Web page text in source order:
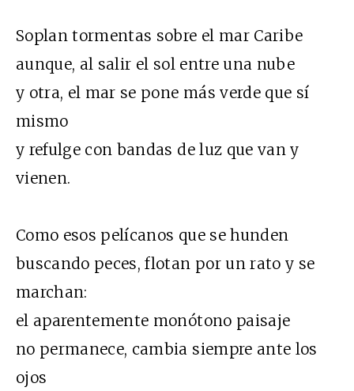
Soplan tormentas sobre el mar Caribe
aunque, al salir el sol entre una nube
y otra, el mar se pone más verde que sí
mismo
y refulge con bandas de luz que van y
vienen.
Como esos pelícanos que se hunden
buscando peces, flotan por un rato y se
marchan:
el aparentemente monótono paisaje
no permanece, cambia siempre ante los
ojos